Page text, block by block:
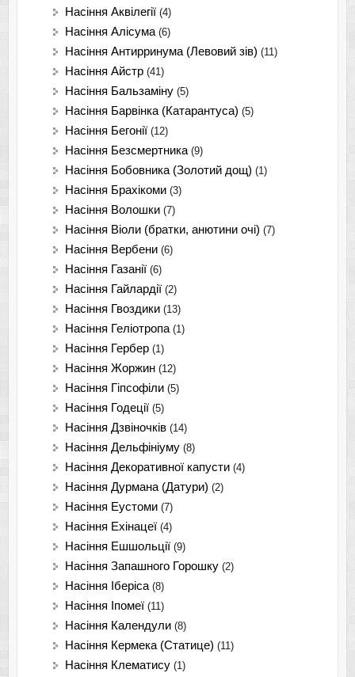
Насіння Аквілегії (4)
Насіння Алісума (6)
Насіння Антирринума (Левовий зів) (11)
Насіння Айстр (41)
Насіння Бальзаміну (5)
Насіння Барвінка (Катарантуса) (5)
Насіння Бегонії (12)
Насіння Безсмертника (9)
Насіння Бобовника (Золотий дощ) (1)
Насіння Брахікоми (3)
Насіння Волошки (7)
Насіння Віоли (братки, анютини очі) (7)
Насіння Вербени (6)
Насіння Газанії (6)
Насіння Гайлардії (2)
Насіння Гвоздики (13)
Насіння Геліотропа (1)
Насіння Гербер (1)
Насіння Жоржин (12)
Насіння Гіпсофіли (5)
Насіння Годеції (5)
Насіння Дзвіночків (14)
Насіння Дельфініуму (8)
Насіння Декоративної капусти (4)
Насіння Дурмана (Датури) (2)
Насіння Еустоми (7)
Насіння Ехінацеї (4)
Насіння Ешшольції (9)
Насіння Запашного Горошку (2)
Насіння Іберіса (8)
Насіння Іпомеї (11)
Насіння Календули (8)
Насіння Кермека (Статице) (11)
Насіння Клематису (1)